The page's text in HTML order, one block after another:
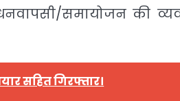
समायोजन की
सहित गिरफ्तार।